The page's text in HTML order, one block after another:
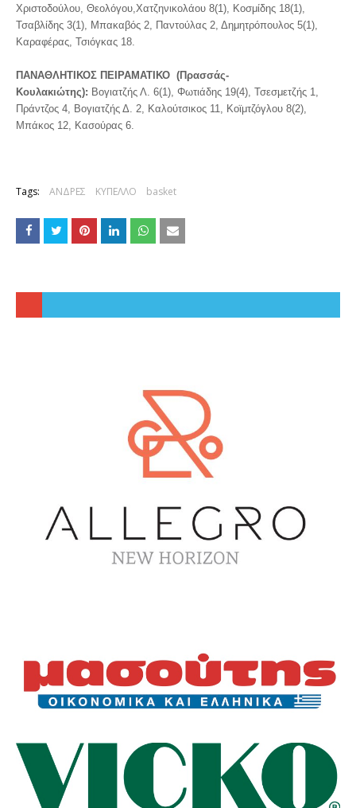
Χριστοδούλου, Θεολόγου,Χατζηνικολάου 8(1), Κοσμίδης 18(1),
Τσαβλίδης 3(1), Μπακαβός 2, Παντούλας 2, Δημητρόπουλος 5(1),
Καραφέρας, Τσιόγκας 18.
ΠΑΝΑΘΛΗΤΙΚΟΣ ΠΕΙΡΑΜΑΤΙΚΟ (Πρασσάς-
Κουλακιώτης): Βογιατζής Λ. 6(1), Φωτιάδης 19(4), Τσεσμετζής 1,
Πράντζος 4, Βογιατζής Δ. 2, Καλούτσικος 11, Κοϊμτζόγλου 8(2),
Μπάκος 12, Κασούρας 6.
Tags: ΑΝΔΡΕΣ ΚΥΠΕΛΛΟ basket